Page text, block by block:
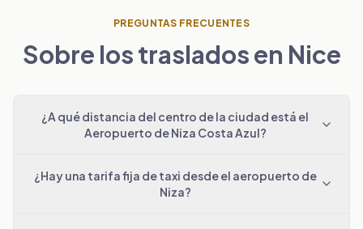
PREGUNTAS FRECUENTES
Sobre los traslados en Nice
¿A qué distancia del centro de la ciudad está el
Aeropuerto de Niza Costa Azul?
¿Hay una tarifa fija de taxi desde el aeropuerto de
Niza?